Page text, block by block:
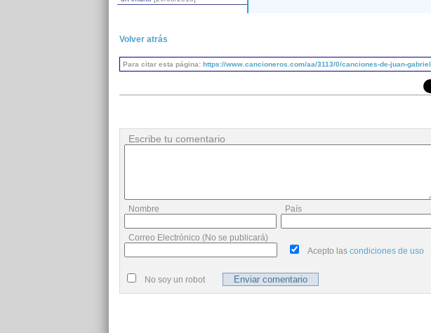
Volver atrás
Para citar esta página: https://www.cancioneros.com/aa/3113/0/canciones-de-juan-gabriel
Escribe tu comentario
Nombre País
Correo Electrónico (No se publicará)
Acepto las condiciones de uso
No soy un robot